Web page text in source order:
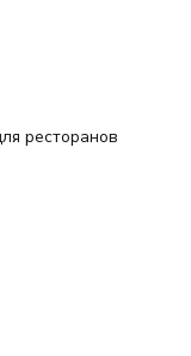
ресторанов